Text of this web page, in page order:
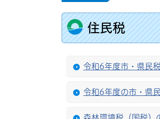
住民税
令和6年度市・県民
令和6年度の市・県